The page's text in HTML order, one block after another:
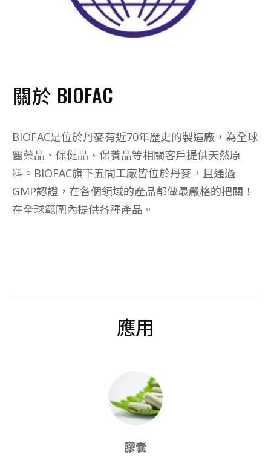
關於 BIOFAC
BIOFAC是位於丹麥有近70年歷史的製造廠，為全球
醫藥品、保健品、保養品等相關客戶提供天然原
料。BIOFAC旗下五間工廠皆位於丹麥，且通過
GMP認證，在各個領域的產品都做最嚴格的把關！
在全球範圍內提供各種產品。
應用
膠囊